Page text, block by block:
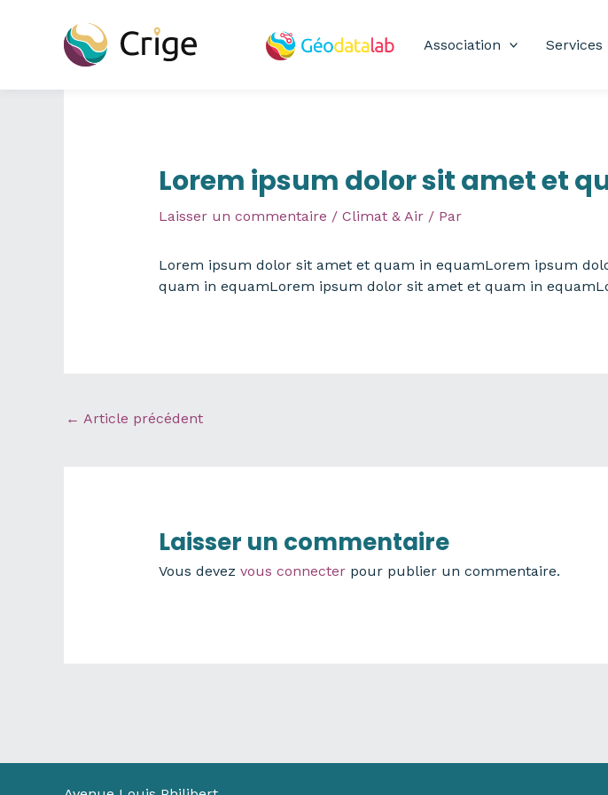
Association Services
Lorem ipsum dolor sit amet et
Laisser un commentaire / Climat & Air/ Par
Lorem ipsum dolor sit amet et quam in equamLorem ipsum
quam in equamLorem ipsum dolor sit amet et quam in
← Article précédent
Laisser un commentaire
Vous devez vous connecterpour publier un commentaire.